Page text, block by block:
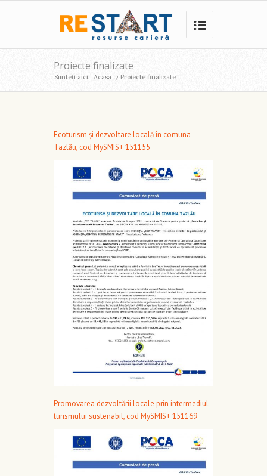
Proiecte finalizate
Sunteți aici: Acasa / Proiecte finalizate
Ecoturism și dezvoltare locală în comuna
Tazlău, cod MySMIS+ 151155
Promovarea dezvoltării locale prin intermediul
turismului sustenabil, cod MySMIS+ 151169